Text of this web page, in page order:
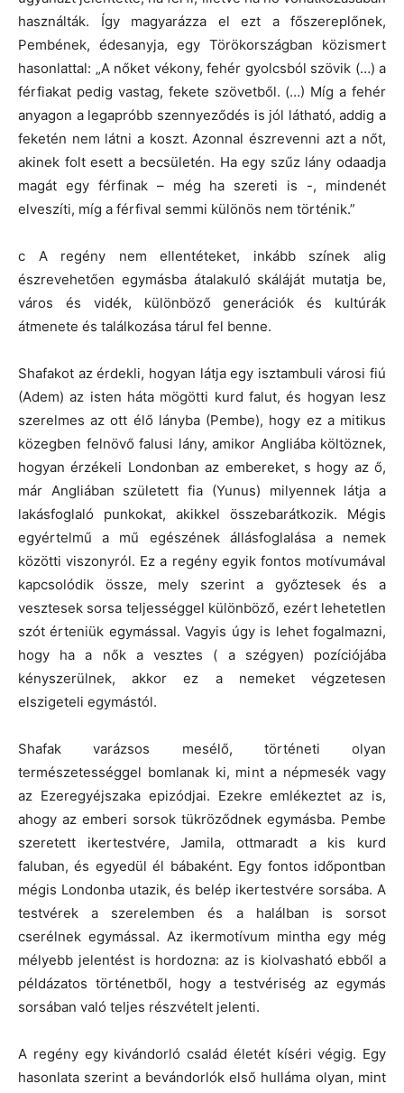
használták. Így magyarázza el ezt a főszereplőnek,
Pembének, édesanyja, egy Törökországban közismert
hasonlattal: „A nőket vékony, fehér gyolcsból szövik (…) a
férfiakat pedig vastag, fekete szövetből. (…) Míg a fehér
anyagon a legapróbb szennyeződés is jól látható, addig a
feketén nem látni a koszt. Azonnal észrevenni azt a nőt,
akinek folt esett a becsületén. Ha egy szűz lány odaadja
magát egy férfinak – még ha szereti is -, mindenét
elveszíti, míg a férfival semmi különös nem történik.”
c A regény nem ellentéteket, inkább színek alig
észrevehetően egymásba átalakuló skáláját mutatja be,
város és vidék, különböző generációk és kultúrák
átmenete és találkozása tárul fel benne.
Shafakot az érdekli, hogyan látja egy isztambuli városi fiú
(Adem) az isten háta mögötti kurd falut, és hogyan lesz
szerelmes az ott élő lányba (Pembe), hogy ez a mitikus
közegben felnövő falusi lány, amikor Angliába költöznek,
hogyan érzékeli Londonban az embereket, s hogy az ő,
már Angliában született fia (Yunus) milyennek látja a
lakásfoglaló punkokat, akikkel összebarátkozik. Mégis
egyértelmű a mű egészének állásfoglalása a nemek
közötti viszonyról. Ez a regény egyik fontos motívumával
kapcsolódik össze, mely szerint a győztesek és a
vesztesek sorsa teljességgel különböző, ezért lehetetlen
szót érteniük egymással. Vagyis úgy is lehet fogalmazni,
hogy ha a nők a vesztes ( a szégyen) pozíciójába
kényszerülnek, akkor ez a nemeket végzetesen
elszigeteli egymástól.
Shafak varázsos mesélő, történeti olyan
természetességgel bomlanak ki, mint a népmesék vagy
az Ezeregyéjszaka epizódjai. Ezekre emlékeztet az is,
ahogy az emberi sorsok tükröződnek egymásba. Pembe
szeretett ikertestvére, Jamila, ottmaradt a kis kurd
faluban, és egyedül él bábaként. Egy fontos időpontban
mégis Londonba utazik, és belép ikertestvére sorsába. A
testvérek a szerelemben és a halálban is sorsot
cserélnek egymással. Az ikermotívum mintha egy még
mélyebb jelentést is hordozna: az is kiolvasható ebből a
példázatos történetből, hogy a testvériség az egymás
sorsában való teljes részvételt jelenti.
A regény egy kivándorló család életét kíséri végig. Egy
hasonlata szerint a bevándorlók első hulláma olyan, mint